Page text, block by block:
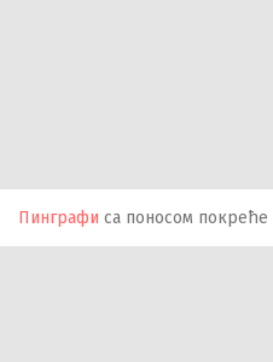
Пинграфи са поносом покреће